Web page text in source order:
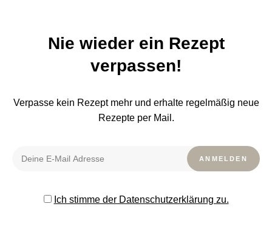
Nie wieder ein Rezept
verpassen!
Verpasse kein Rezept mehr und erhalte regelmäßig neue
Rezepte per Mail.
Ich stimme der Datenschutzerklärung zu.